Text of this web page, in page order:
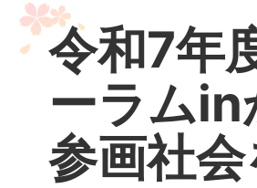
令和7年
ーラムin
参画社